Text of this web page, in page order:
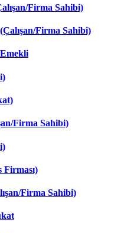
Firma Sahibi)
Firma Sahibi)
Firma Sahibi)
Firması)
Firma Sahibi)